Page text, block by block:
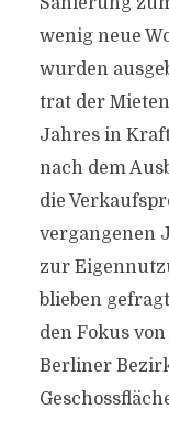
wenig neue
wurden
trat der
Jahres in
nach dem
die
vergangenen
zur
blieben
den Fokus
Berliner